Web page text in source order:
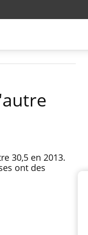
30,5 en 2013.
ont des